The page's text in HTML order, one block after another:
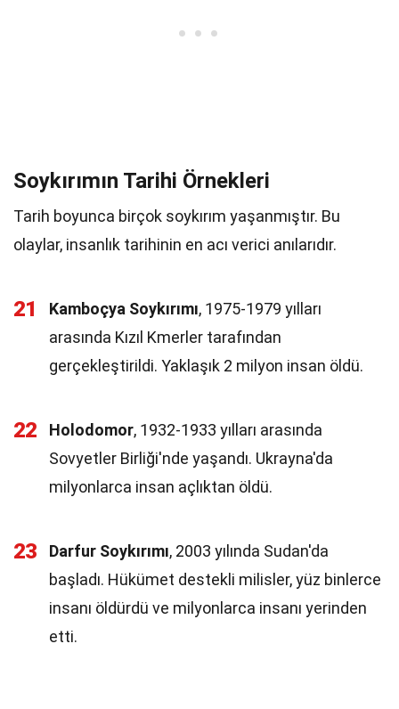
Soykırımın Tarihi Örnekleri
Tarih boyunca birçok soykırım yaşanmıştır. Bu
olaylar, insanlık tarihinin en acı verici anılarıdır.
21 Kamboçya Soykırımı, 1975-1979 yılları
arasında Kızıl Kmerler tarafından
gerçekleştirildi. Yaklaşık 2 milyon insan öldü.
22 Holodomor, 1932-1933 yılları arasında
Sovyetler Birliği'nde yaşandı. Ukrayna'da
milyonlarca insan açlıktan öldü.
23 Darfur Soykırımı, 2003 yılında Sudan'da
başladı. Hükümet destekli milisler, yüz binlerce
insanı öldürdü ve milyonlarca insanı yerinden
etti.